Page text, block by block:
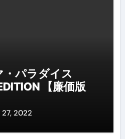
・パラダイス
【廉価版
27, 2022